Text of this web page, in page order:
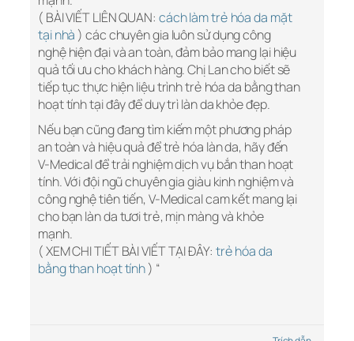
( BÀI VIẾT LIÊN QUAN: cách làm trẻ hóa da mặt
tại nhà ) các chuyên gia luôn sử dụng công
nghệ hiện đại và an toàn, đảm bảo mang lại hiệu
quả tối ưu cho khách hàng. Chị Lan cho biết sẽ
tiếp tục thực hiện liệu trình trẻ hóa da bằng than
hoạt tính tại đây để duy trì làn da khỏe đẹp.
Nếu bạn cũng đang tìm kiếm một phương pháp
an toàn và hiệu quả để trẻ hóa làn da, hãy đến
V-Medical để trải nghiệm dịch vụ bắn than hoạt
tính. Với đội ngũ chuyên gia giàu kinh nghiệm và
công nghệ tiên tiến, V-Medical cam kết mang lại
cho bạn làn da tươi trẻ, mịn màng và khỏe
mạnh.
( XEM CHI TIẾT BÀI VIẾT TẠI ĐÂY: trẻ hóa da
bằng than hoạt tính) “